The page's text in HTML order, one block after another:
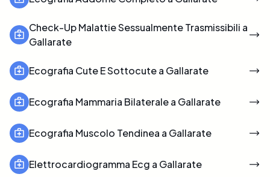
Check-Up Malattie Sessualmente Trasmissibili a
Gallarate
Ecografia Cute E Sottocute a Gallarate
Ecografia Mammaria Bilaterale a Gallarate
Ecografia Muscolo Tendinea a Gallarate
Elettrocardiogramma Ecg a Gallarate